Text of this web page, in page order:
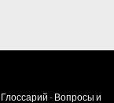
Глоссарий - Вопросы и